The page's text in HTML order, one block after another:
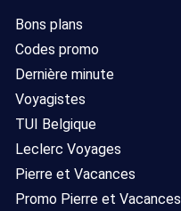
Bons plans
Codes promo
Dernière minute
Voyagistes
TUI Belgique
Leclerc Voyages
Pierre et Vacances
Promo Pierre et Vacances